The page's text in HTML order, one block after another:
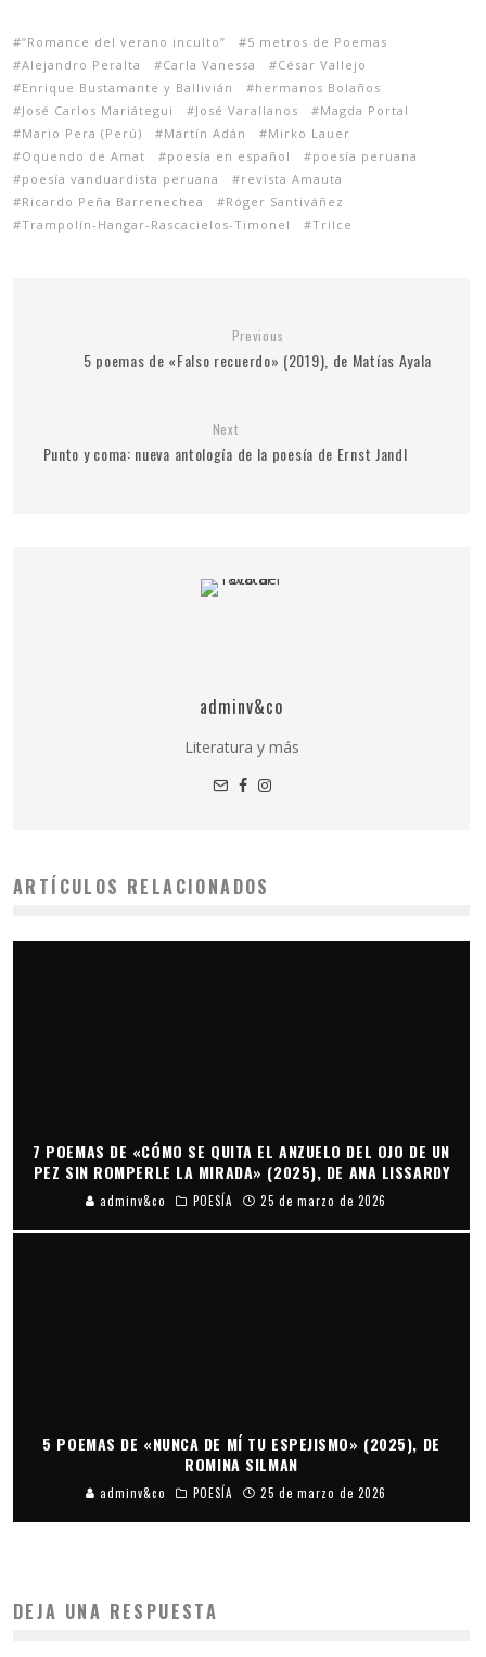
“Romance del verano inculto”
5 metros de Poemas
Alejandro Peralta
Carla Vanessa
César Vallejo
Enrique Bustamante y Ballivián
hermanos Bolaños
José Carlos Mariátegui
José Varallanos
Magda Portal
Mario Pera (Perú)
Martín Adán
Mirko Lauer
Oquendo de Amat
poesía en español
poesía peruana
poesía vanduardista peruana
revista Amauta
Ricardo Peña Barrenechea
Róger Santiváñez
Trampolín-Hangar-Rascacielos-Timonel
Trilce
Previous
5 poemas de «Falso recuerdo» (2019), de Matías Ayala
Next
Punto y coma: nueva antología de la poesía de Ernst Jandl
adminv&co
Literatura y más
ARTÍCULOS RELACIONADOS
7 POEMAS DE «CÓMO SE QUITA EL ANZUELO DEL OJO DE UN
PEZ SIN ROMPERLE LA MIRADA» (2025), DE ANA LISSARDY
adminv&co POESÍA 25 de marzo de 2026
5 POEMAS DE «NUNCA DE MÍ TU ESPEJISMO» (2025), DE
ROMINA SILMAN
adminv&co POESÍA 25 de marzo de 2026
DEJA UNA RESPUESTA